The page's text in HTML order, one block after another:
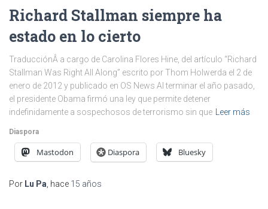
Richard Stallman siempre ha
estado en lo cierto
TraducciónÂ a cargo de Carolina Flores Hine, del artículo “Richard
Stallman Was Right All Along” escrito por Thom Holwerda el 2 de
enero de 2012 y publicado en OS News Al terminar el año pasado,
el presidente Obama firmó una ley que permite detener
indefinidamente a sospechosos de terrorismo sin que
Leer más
Diaspora
Mastodon Diaspora Bluesky
Por Lu Pa , hace 15 años